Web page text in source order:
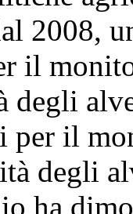
2008,
il
degli
per il
degli
ha